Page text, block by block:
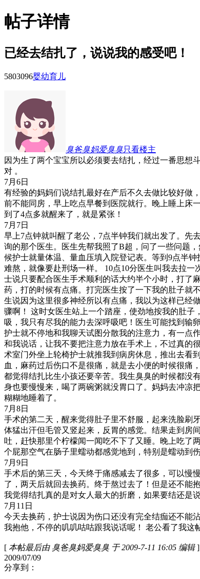
帖子详情
已经去结扎了，说说我的感受吧！
5803096婴幼育儿
臭爸臭妈爱臭臭只看楼主
因为生了两个宝宝所以必须要去结扎，经过一番思想
对 。
7月6日
有经验的妈妈们说结扎最好在产后不久去做比较好做
前不能同房，早上吃点早餐到医院就行。晚上睡上床
到了4点多就醒来了，就是紧张！
7月7日
早上7点钟就叫醒了老公，7点半钟我们就出发了。先
询的那个医生。医生先帮我照了B超，问了一些问题
候护士就量体温、量血压填入院登记表。等到9点半
难熬，就像要赴刑场一样。
10点10分医生叫我去拉
士说只要配合医生手术顺利的话大约半个小时，打了
药，打的时候有点痛。打完医生按了一下我的肚子就
生说因为这里很多神经所以有点痛，我以为这样已经
骤啊！
这时女医生站上一个踏座，使劲地按我的肚子
吸，我只有尽我的能力去深呼吸吧！医生可能找到输
护士就不停地和我聊天试图分散我的注意力，有一点
和我说话，让我不要把注意力放在手术上，不过真的
术室门外坐上轮椅护士就推我到病房休息，推出去看
血，麻药过后伤口不是很痛，就是去小便的时候很痛
都觉得结扎比生小孩还要辛苦。我生臭臭的时候都没
身也要慢慢来，喝了两碗粥就没胃口了。妈妈去冲凉
糊糊地睡着了。
7月8日
手术的第二天，醒来觉得肚子里不舒服，起来洗脸刷
体猛出汗但毛管又竖起来，反胃的感觉。结果走到房
吐，赶快那里个柠檬闻一闻吃不下了又睡。晚上吃了
个屁那空气在肠子里蠕动都感觉地到，特别是蠕动到
7月9日
手术后的第三天，今天终于痛感减去了很多，可以慢
了，两天后就回去换药。终于熬过去了！但是还不能
我觉得结扎真的是对女人最大的折磨，如果要结还是
7月11日
今天去换药，护士说因为伤口还没有完全结痂还不能
我抱他，不停的叽叽咕咕跟我说话呢！
老公看了我这
[ 本帖最后由 臭爸臭妈爱臭臭 于 2009-7-11 16:05 编辑]
2009/07/09
分享到：